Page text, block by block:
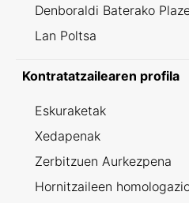
Denboraldi Baterako
Lan Poltsa
Kontratatzailearen profila
Eskuraketak
Xedapenak
Zerbitzuen Aurkezpena
Hornitzaileen